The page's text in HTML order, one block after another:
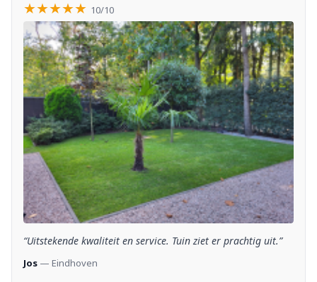
★★★★★ 10/10
“Uitstekende kwaliteit en service. Tuin ziet er prachtig uit.”
Jos — Eindhoven